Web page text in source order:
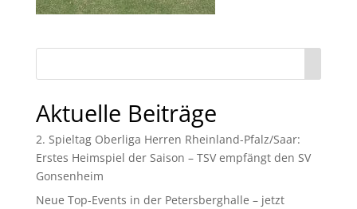
Aktuelle Beiträge
2. Spieltag Oberliga Herren Rheinland-Pfalz/Saar:
Erstes Heimspiel der Saison – TSV empfängt den SV
Gonsenheim
Neue Top-Events in der Petersberghalle – jetzt